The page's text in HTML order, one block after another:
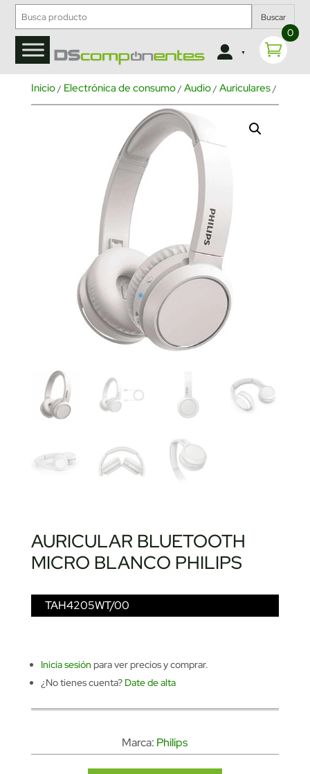
Buscar
0
Inicio/ Electrónica de consumo/ Audio/ Auriculares/
AURICULAR BLUETOOTH
MICRO BLANCO PHILIPS
TAH4205WT/00
Inicia sesión para ver precios y comprar.
¿No tienes cuenta? Date de alta
Marca: Philips